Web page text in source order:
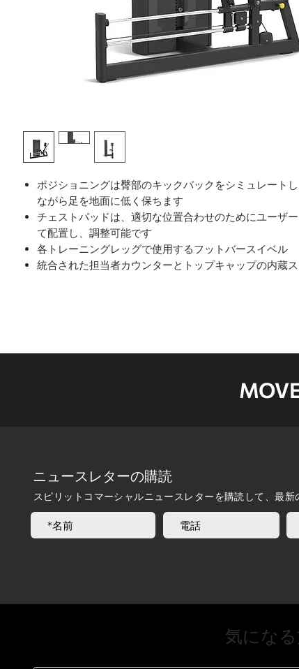
ポジショニングは臀部のキックバックをシミュレート
ながら足を地面に低く保ちます
チェストパッドは、適切な位置合わせのためにユーザ
て配置し、調整可能です
各トレーニングレッグで使用するフットバースイベル
統合された担当者カウンターとトップキャップの内蔵
ニュースレターの購読
スピリットコマーシャルニュースレターを購読して、最
気にな